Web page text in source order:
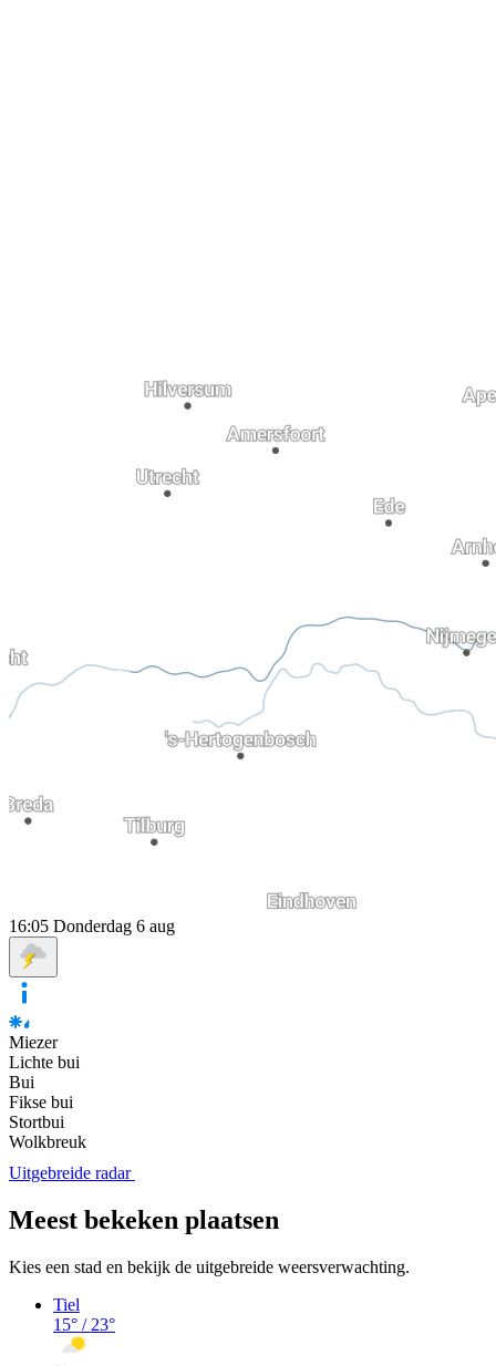
16:05 Donderdag 6 aug
Miezer
Lichte bui
Bui
Fikse bui
Stortbui
Wolkbreuk
Uitgebreide radar
Meest bekeken plaatsen
Kies een stad en bekijk de uitgebreide weersverwachting.
Tiel
15° / 23°